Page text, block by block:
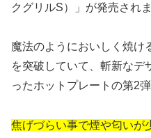
クグリルS）」が発売されま
魔法のようにおいしく焼け
を突破していて、斬新なデ
ったホットプレートの第2
焦げづらい事で煙や匂いが